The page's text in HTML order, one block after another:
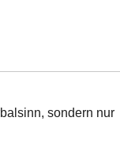
sondern nur